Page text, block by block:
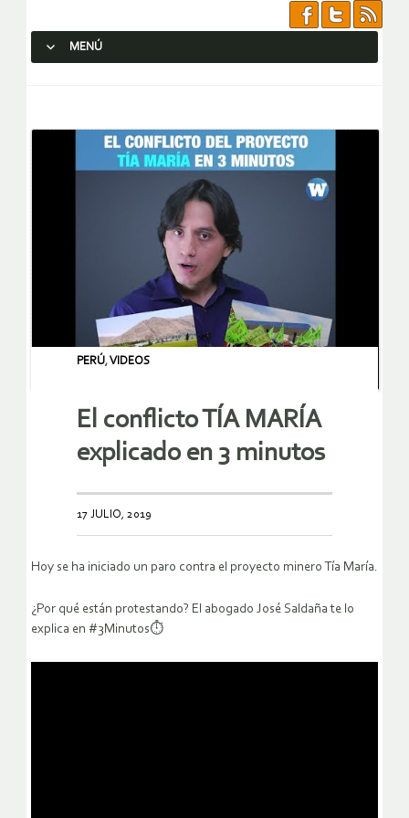
MENÚ
PERÚ,VIDEOS
El conflicto TÍA MARÍA
explicado en 3 minutos
17 JULIO, 2019
Hoy se ha iniciado un paro contra el proyecto minero Tía María.
¿Por qué están protestando? El abogado José Saldaña te lo
explica en #3Minutos⏱